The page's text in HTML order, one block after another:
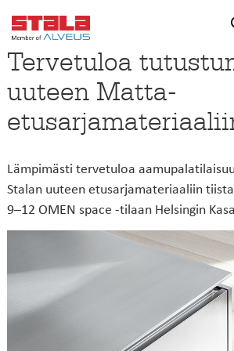
Tervetuloa
uuteen Matta-
Lämpimästi tervetuloa
Stalan uuteen etusarjamateriaaliin
9–12 OMEN space -tilaan Helsingin